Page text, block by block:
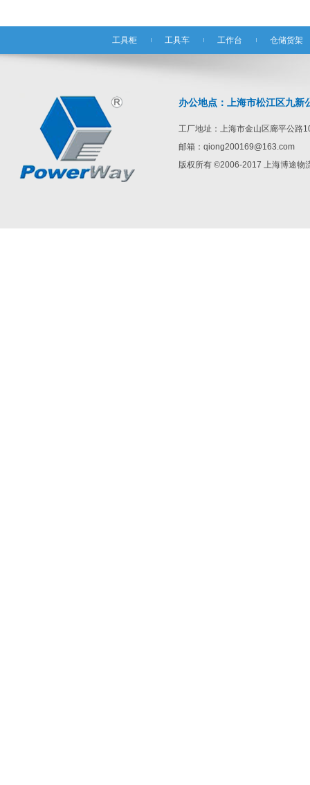
工具柜 工具车 工作台 仓储货架
办公地点：上海市松江区九
工厂地址：上海市金山区廊平公路
邮箱：qiong200169@163.com
版权所有 ©2006-2017 上海博途物